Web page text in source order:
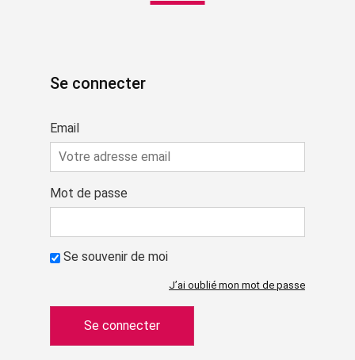
Se connecter
Email
Mot de passe
Se souvenir de moi
J’ai oublié mon mot de passe